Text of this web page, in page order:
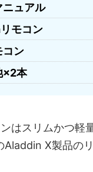
ニュアル
モコン
コン
×2本
はスリムかつ軽
Aladdin X製品の